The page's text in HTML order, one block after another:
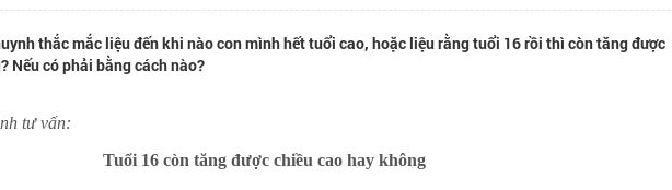
thắc mắc liệu đến khi nào con mình hết tuổi cao, hoặc liệu rằng tuổi 16 rồi thì còn tăng được
Nếu có phải bằng cách nào?
tư vấn:
Tuổi 16 còn tăng được chiều cao hay không